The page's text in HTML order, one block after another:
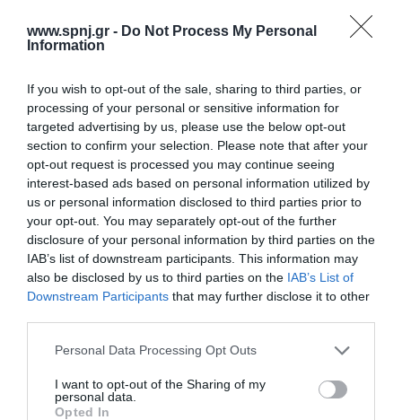
www.spnj.gr - Do Not Process My Personal
Information
If you wish to opt-out of the sale, sharing to third parties, or
processing of your personal or sensitive information for
targeted advertising by us, please use the below opt-out
section to confirm your selection. Please note that after your
opt-out request is processed you may continue seeing
interest-based ads based on personal information utilized by
us or personal information disclosed to third parties prior to
your opt-out. You may separately opt-out of the further
disclosure of your personal information by third parties on the
IAB’s list of downstream participants. This information may
also be disclosed by us to third parties on the IAB’s List of
Downstream Participants that may further disclose it to other
Personal Data Processing Opt Outs
I want to opt-out of the Sharing of my
personal data.
Opted In
βιβλιογραφίας σχετικά με την παροχή πληροφόρησης
νοσηλευομένων ασθενών. Υλικό και μέθοδος: Η μεθοδολογία
Αρχική
Καλωσόρισμα
Συντακτική Επιτροπή
Οδηγίες για συγγραφείς
Εθνική Αναγνώριση
Τόμοι/Τεύχη
Σύνδεσμοι